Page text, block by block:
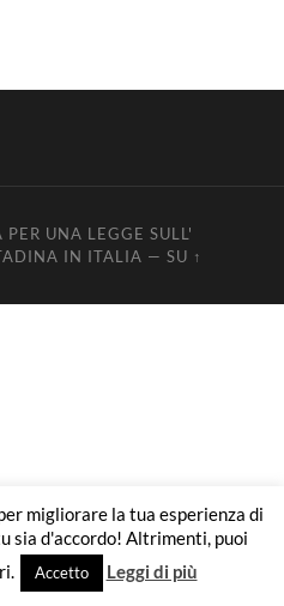
UNA LEGGE SULL'
IN ITALIA — SU ↑
migliorare la tua esperienza di
sia d'accordo! Altrimenti, puoi
Accetto Leggi di più